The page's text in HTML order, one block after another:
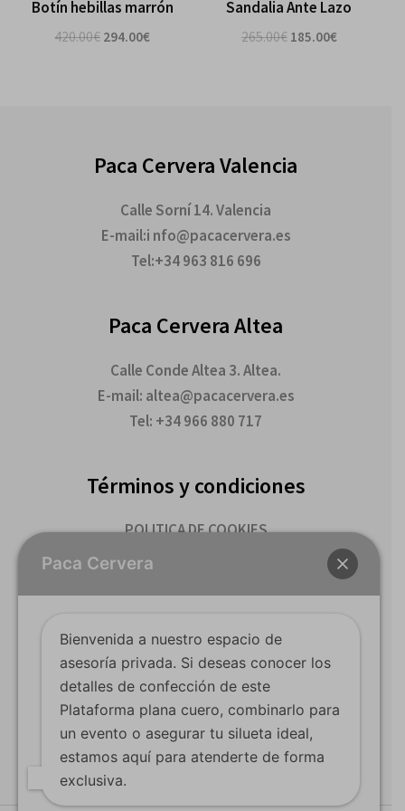
Botín hebillas marrón
420.00€ 294.00€
Sandalia Ante Lazo
265.00€ 185.00€
Paca Cervera Valencia
Calle Sorní 14. Valencia
E-mail:i nfo@pacacervera.es
Tel:+34 963 816 696
Paca Cervera Altea
Calle Conde Altea 3. Altea.
E-mail: altea@pacacervera.es
Tel: +34 966 880 717
Términos y condiciones
POLITICA DE COOKIES
TERMINOS Y CONDICIONES DE COMPRA
Facebook
Instagram
¡Síguenos en las redes sociales!
Paca Cervera
Bienvenida a nuestro espacio de
asesoría privada. Si deseas conocer los
detalles de confección de este
Plataforma plana cuero, combinarlo para
un evento o asegurar tu silueta ideal,
estamos aquí para atenderte de forma
exclusiva.